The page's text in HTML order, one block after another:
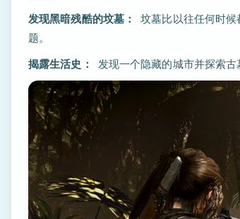
发现黑暗残酷的坟墓：
坟墓比以往任何时
题。
揭露生活史：
发现一个隐藏的城市并探索古